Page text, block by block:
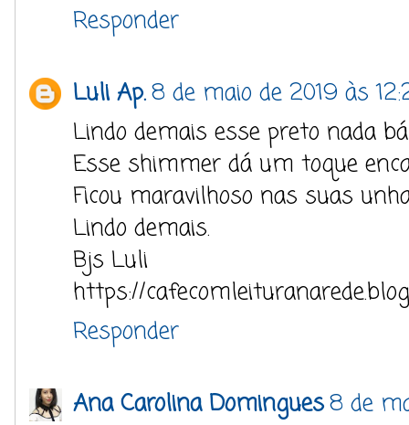
Responder
Luli Ap.8 de maio de 2019 às
Lindo demais esse preto nada
Esse shimmer dá um toque
Ficou maravilhoso nas suas
Lindo demais.
Bjs Luli
https://
Responder
Ana Carolina Domingues8 de